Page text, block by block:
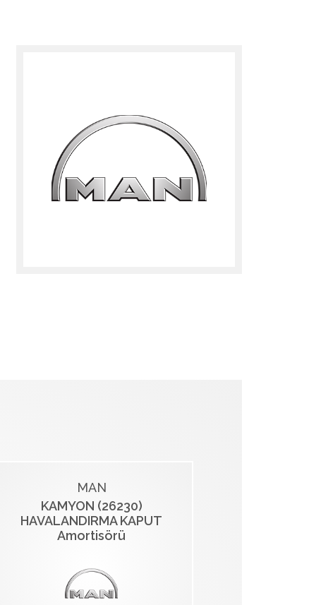
MAN
KAMYON (26230)
HAVALANDIRMA KAPUT
Amortisörü